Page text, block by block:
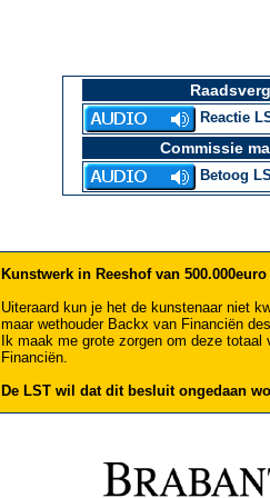
Reactie
Commissie
Betoog
Kunstwerk in Reeshof van
Uiteraard kun je het de kunstenaar niet
maar wethouder Backx van Financiën
Ik maak me grote zorgen om deze
Financiën.
De LST wil dat dit besluit ongedaan